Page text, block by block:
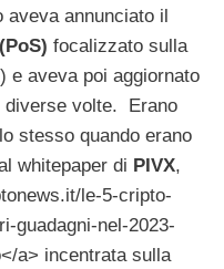
annunciato il
focalizzato sulla
e aveva poi aggiornato
diverse volte. Erano
stesso quando erano
whitepaper di PIVX,
le-5-cripto-
guadagni-nel-2023-
a> incentrata sulla